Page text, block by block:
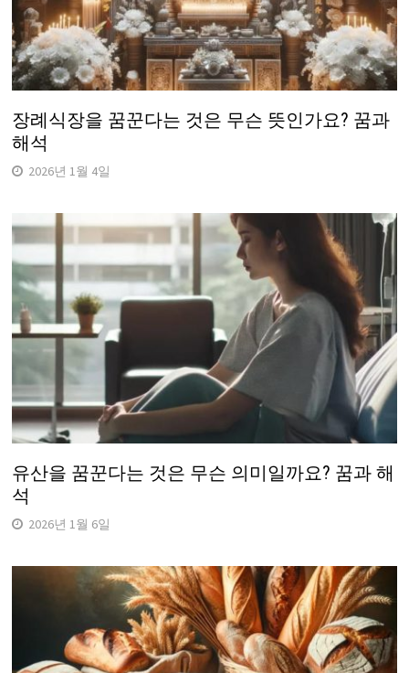
장례식장을 꿈꾼다는 것은 무슨 뜻인가요? 꿈과
해석
2026년 1월 4일
유산을 꿈꾼다는 것은 무슨 의미일까요? 꿈과 해
석
2026년 1월 6일